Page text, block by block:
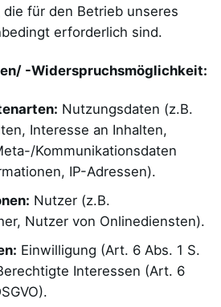
für den Betrieb unseres
erforderlich sind.
-Widerspruchsmöglichkeit:
Nutzungsdaten (z.B.
Interesse an Inhalten,
Kommunikationsdaten
IP-Adressen).
Nutzer (z.B.
Nutzer von Onlinediensten).
Einwilligung (Art. 6 Abs. 1 S.
Interessen (Art. 6